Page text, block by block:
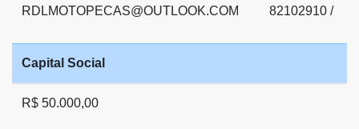
RDLMOTOPECAS@OUTLOOK.COM 82102910 /
Capital Social
R$ 50.000,00